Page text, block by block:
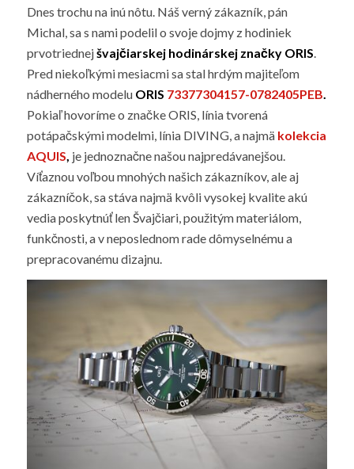
Dnes trochu na inú nôtu. Náš verný zákazník, pán
Michal, sa s nami podelil o svoje dojmy z hodiniek
prvotriednejšvajčiarskej hodinárskej značky ORIS
Pred niekoľkými mesiacmi sa stal hrdým majiteľom
nádherného modeluORIS 73377304157-0782405PEB
Pokiaľ hovoríme o značke ORIS, línia tvorená
potápačskými modelmi, línia DIVING, a najmä kolekcia
AQUIS je jednoznačne našou najpredávanejšou.
Víťaznou voľbou mnohých našich zákazníkov, ale aj
zákazníčok, sa stáva najmä kvôli vysokej kvalite akú
vedia poskytnúť len Švajčiari, použitým materiálom,
funkčnosti, a v neposlednom rade dômyselnému a
prepracovanému dizajnu.